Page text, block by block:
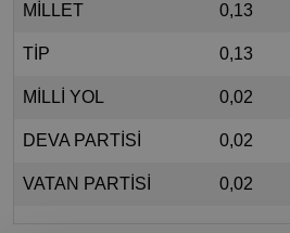
MİLLET 0,13
TİP 0,13
MİLLİ YOL 0,02
DEVA PARTİSİ 0,02
VATAN PARTİSİ 0,02